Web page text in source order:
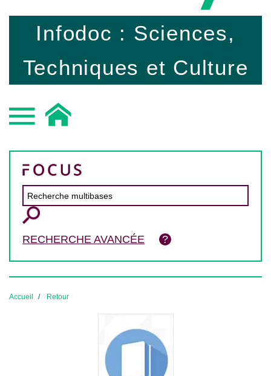
Infodoc : Sciences,
Techniques et Culture
RECHERCHE AVANCÉE
Accueil Retour